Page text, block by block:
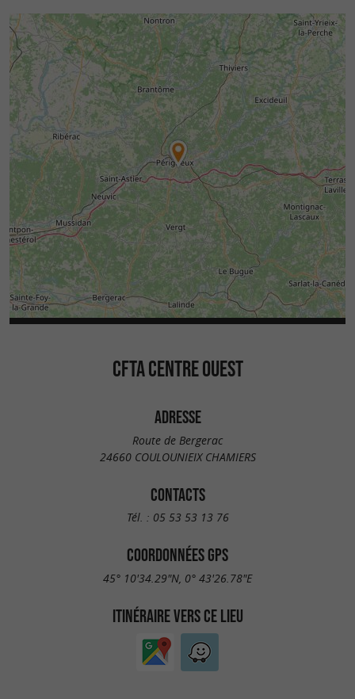
CFTA CENTRE OUEST
ADRESSE
Route de Bergerac
24660 COULOUNIEIX CHAMIERS
CONTACTS
Tél. : 05 53 53 13 76
COORDONNÉES GPS
45° 10'34.29"N, 0° 43'26.78"E
ITINÉRAIRE VERS CE LIEU